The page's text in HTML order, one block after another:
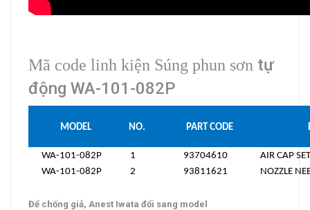
Mã code linh kiện Súng phun sơn tự
động WA-101-082P
MODEL NO. PART CODE
WA-101-082P 1 93704610
AIR CAP
WA-101-082P
2 93811621 NOZZLE
Để chống giả, Anest Iwata đổi sang model